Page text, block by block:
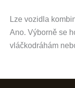
Lze vozidla
Ano. Výborně se
vláčkodráhám